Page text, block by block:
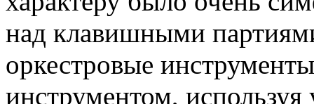
над клавишными
оркестровые
инструментом,